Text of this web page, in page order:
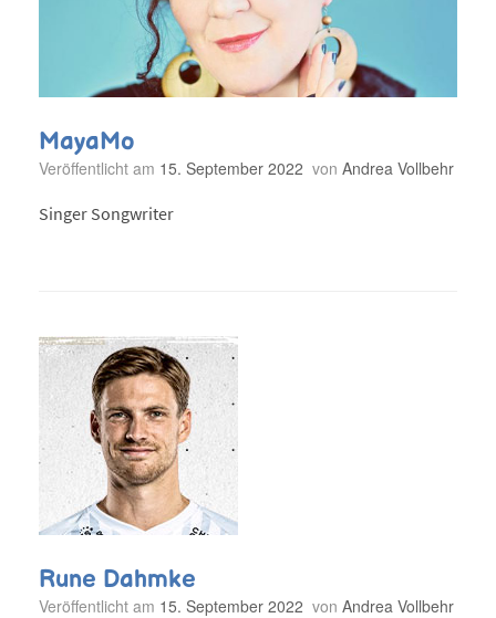
MayaMo
Veröffentlicht am 15. September 2022 von Andrea Vollbehr
Singer Songwriter
Rune Dahmke
Veröffentlicht am 15. September 2022 von Andrea Vollbehr